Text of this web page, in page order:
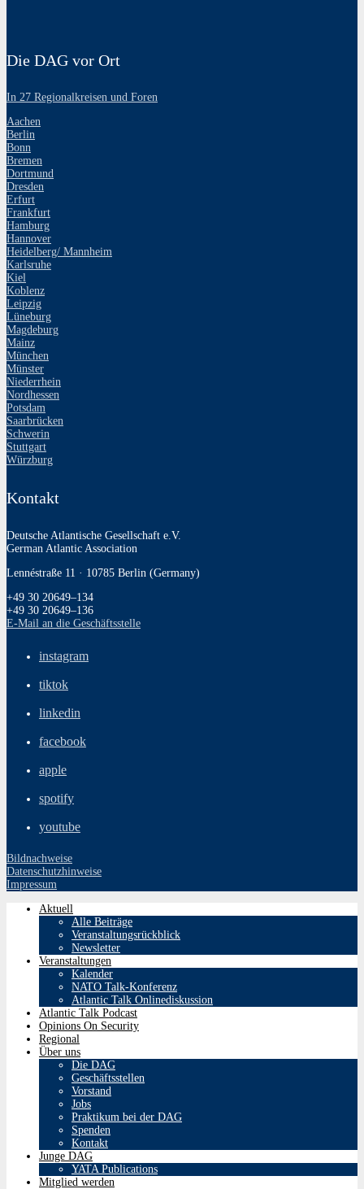
Die DAG vor Ort
In 27 Regionalkreisen und Foren
Aachen
Berlin
Bonn
Bremen
Dortmund
Dresden
Erfurt
Frankfurt
Hamburg
Hannover
Heidelberg/ Mannheim
Karlsruhe
Kiel
Koblenz
Leipzig
Lüneburg
Magdeburg
Mainz
München
Münster
Niederrhein
Nordhessen
Potsdam
Saarbrücken
Schwerin
Stuttgart
Würzburg
Kontakt
Deutsche Atlantische Gesellschaft e.V.
German Atlantic Association
Lennéstraße 11 · 10785 Berlin (Germany)
+49 30 20649–134
+49 30 20649–136
E‑Mail an die Geschäftsstelle
instagram
tiktok
linkedin
facebook
apple
spotify
youtube
Bildnachweise
Datenschutzhinweise
Impressum
Aktuell
Alle Beiträge
Veranstaltungsrückblick
Newsletter
Veranstaltungen
Kalender
NATO Talk-Konferenz
Atlantic Talk Onlinediskussion
Atlantic Talk Podcast
Opinions On Security
Regional
Über uns
Die DAG
Geschäftsstellen
Vorstand
Jobs
Praktikum bei der DAG
Spenden
Kontakt
Junge DAG
YATA Publications
Mitglied werden